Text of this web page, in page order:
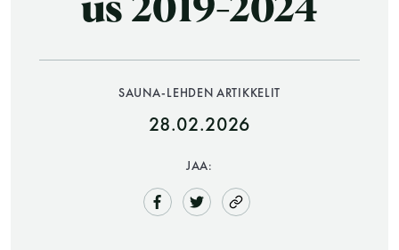
Saunatalo on avoinna
myös helatorstaina
us 2019-2024
SAUNA-LEHDEN ARTIKKELIT
28.02.2026
JAA: